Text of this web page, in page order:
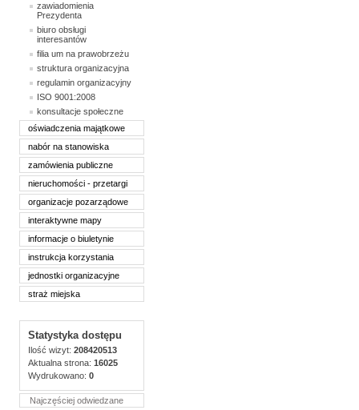
zawiadomienia
Prezydenta
biuro obsługi
interesantów
filia um na prawobrzeżu
struktura organizacyjna
regulamin organizacyjny
ISO 9001:2008
konsultacje społeczne
oświadczenia majątkowe
nabór na stanowiska
zamówienia publiczne
nieruchomości - przetargi
organizacje pozarządowe
interaktywne mapy
informacje o biuletynie
instrukcja korzystania
jednostki organizacyjne
straż miejska
Statystyka dostępu
Ilość wizyt: 208420513
Aktualna strona: 16025
Wydrukowano: 0
Najczęściej odwiedzane